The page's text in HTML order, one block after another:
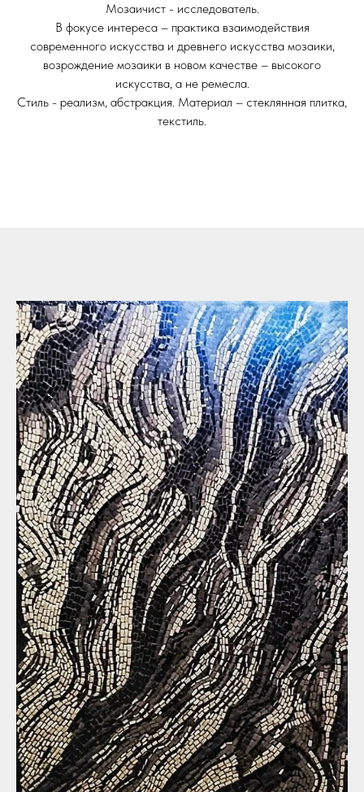
Мозаичист - исследователь.
В фокусе интереса – практика взаимодействия
современного искусства и древнего искусства мозаики,
возрождение мозаики в новом качестве – высокого
искусства, а не ремесла.
Стиль - реализм, абстракция. Материал – стеклянная плитка,
текстиль.